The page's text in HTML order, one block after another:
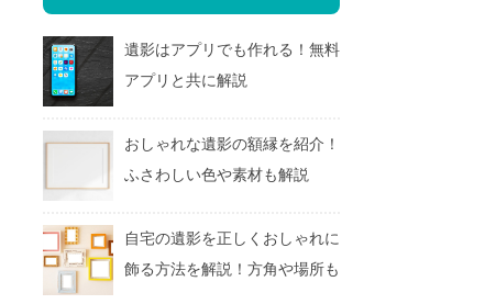
遺影はアプリでも作れる！無料
アプリと共に解説
おしゃれな遺影の額縁を紹介！
ふさわしい色や素材も解説
自宅の遺影を正しくおしゃれに
飾る方法を解説！方角や場所も